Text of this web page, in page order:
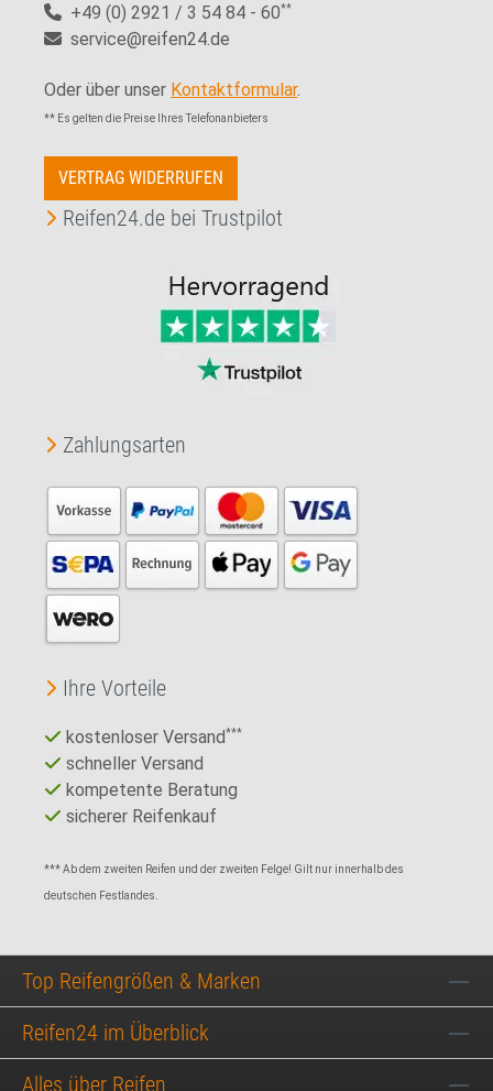
+49 (0) 2921 / 3 54 84 - 60**
service@reifen24.de
Oder über unser Kontaktformular.
** Es gelten die Preise Ihres Telefonanbieters
VERTRAG WIDERRUFEN
Reifen24.de bei Trustpilot
Zahlungsarten
Ihre Vorteile
kostenloser Versand***
schneller Versand
kompetente Beratung
sicherer Reifenkauf
*** Ab dem zweiten Reifen und der zweiten Felge! Gilt nur innerhalb des
deutschen Festlandes.
Top Reifengrößen & Marken
Reifen24 im Überblick
Alles über Reifen